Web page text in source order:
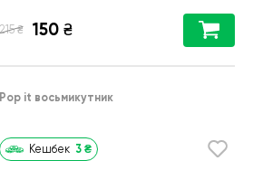
215 ₴ 150 ₴
Pop it восьмикутник
Кешбек 3 ₴